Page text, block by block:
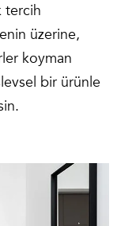
tercih
üzerine,
koyman
bir ürünle